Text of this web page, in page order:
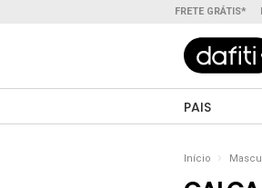
FRETE GRÁTIS*
PAIS
Início